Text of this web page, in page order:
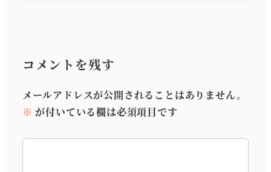
コメントを残す
メールアドレスが公開されることはありません。
※ が付いている欄は必須項目です